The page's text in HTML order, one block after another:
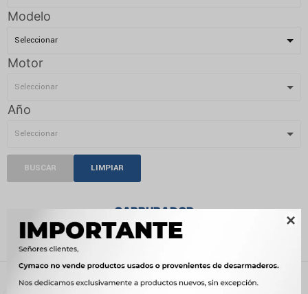

Modelo
Motor
Año
BUSCAR LIMPIAR
CARBURADOR
Filtrando por: Motor Carburador